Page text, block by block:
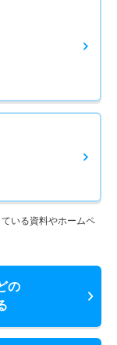
いる資料やホームペ
の